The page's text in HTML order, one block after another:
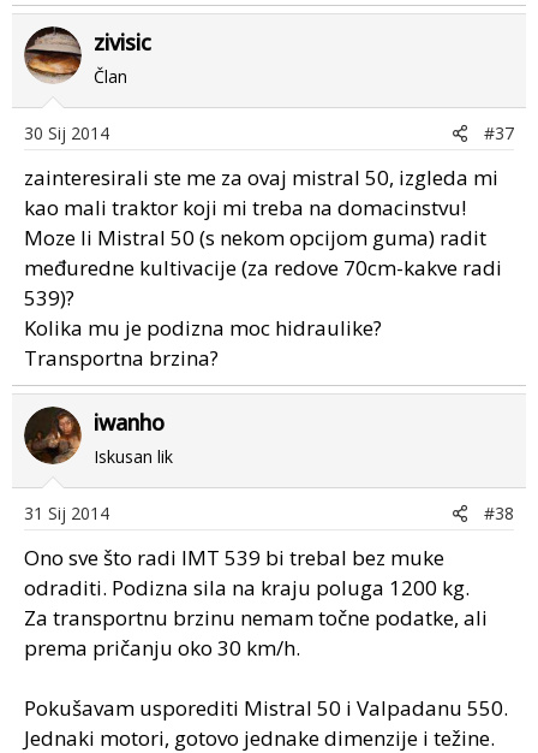
zivisic
Član
30 Sij 2014 #37
zainteresirali ste me za ovaj mistral 50, izgleda mi
kao mali traktor koji mi treba na domacinstvu!
Moze li Mistral 50 (s nekom opcijom guma) radit
međuredne kultivacije (za redove 70cm-kakve radi
539)?
Kolika mu je podizna moc hidraulike?
Transportna brzina?
iwanho
Iskusan lik
31 Sij 2014 #38
Ono sve što radi IMT 539 bi trebal bez muke
odraditi. Podizna sila na kraju poluga 1200 kg.
Za transportnu brzinu nemam točne podatke, ali
prema pričanju oko 30 km/h.
Pokušavam usporediti Mistral 50 i Valpadanu 550.
Jednaki motori, gotovo jednake dimenzije i težine.